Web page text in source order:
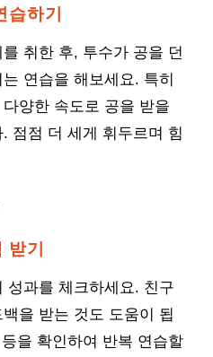
하기
취한 후, 투수가 공을 던
연습을 해보세요. 특히
양한 속도로 공을 받을
점점 더 세게 휘두르며 힘
기
성과를 체크하세요. 친구
을 받는 것도 도움이 됩
등을 확인하여 반복 연습할